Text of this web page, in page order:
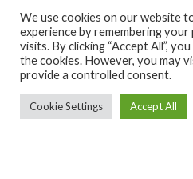
We use cookies on our website
experience by remembering
visits. By clicking “Accept All”,
the cookies. However, you may
provide a controlled consent.
Cookie Settings Accept All